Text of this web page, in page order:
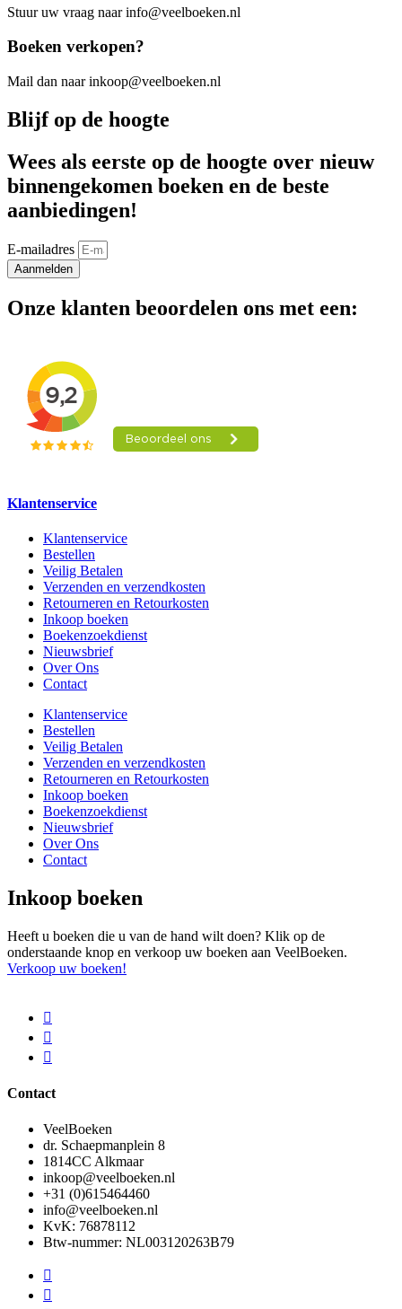
Stuur uw vraag naar info@veelboeken.nl
Boeken verkopen?
Mail dan naar inkoop@veelboeken.nl
Blijf op de hoogte
Wees als eerste op de hoogte over nieuw
binnengekomen boeken en de beste
aanbiedingen!
E-mailadres
Aanmelden
Onze klanten beoordelen ons met een:
Klantenservice
Klantenservice
Bestellen
Veilig Betalen
Verzenden en verzendkosten
Retourneren en Retourkosten
Inkoop boeken
Boekenzoekdienst
Nieuwsbrief
Over Ons
Contact
Klantenservice
Bestellen
Veilig Betalen
Verzenden en verzendkosten
Retourneren en Retourkosten
Inkoop boeken
Boekenzoekdienst
Nieuwsbrief
Over Ons
Contact
Inkoop boeken
Heeft u boeken die u van de hand wilt doen? Klik op de
onderstaande knop en verkoop uw boeken aan VeelBoeken.
Verkoop uw boeken!
Contact
VeelBoeken
dr. Schaepmanplein 8
1814CC Alkmaar
inkoop@veelboeken.nl
+31 (0)615464460
info@veelboeken.nl
KvK: 76878112
Btw-nummer: NL003120263B79